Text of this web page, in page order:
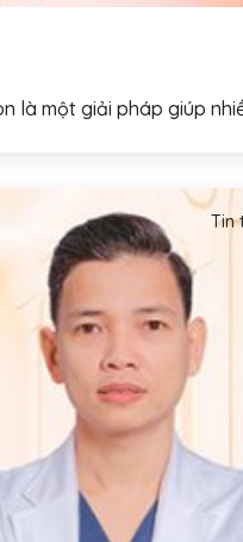
là một giải pháp giúp
Tin